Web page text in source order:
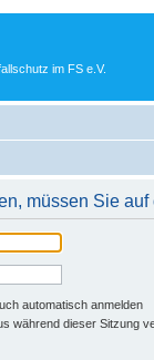
im FS e.V.
müssen Sie
automatisch anmelden
während dieser Sitzung